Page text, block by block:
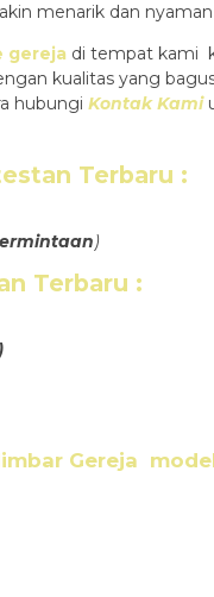
menarik dan
gereja di tempat kami
kualitas yang
hubungi Kontak Kami
Terbaru :
)
Terbaru :
Gereja